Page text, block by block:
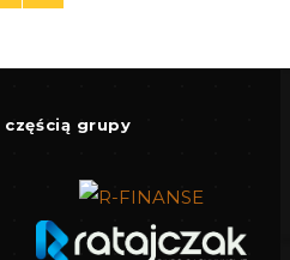
częścią grupy